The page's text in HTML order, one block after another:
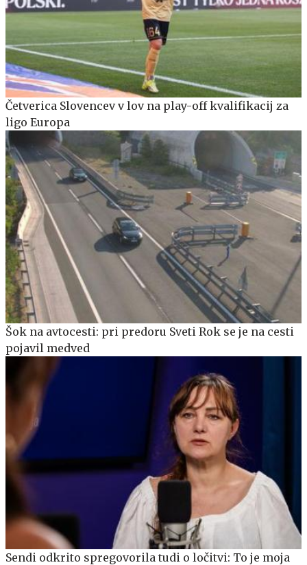
Četverica Slovencev v lov na play-off kvalifikacij za
ligo Europa
Šok na avtocesti: pri predoru Sveti Rok se je na cesti
pojavil medved
Sendi odkrito spregovorila tudi o ločitvi: To je moja